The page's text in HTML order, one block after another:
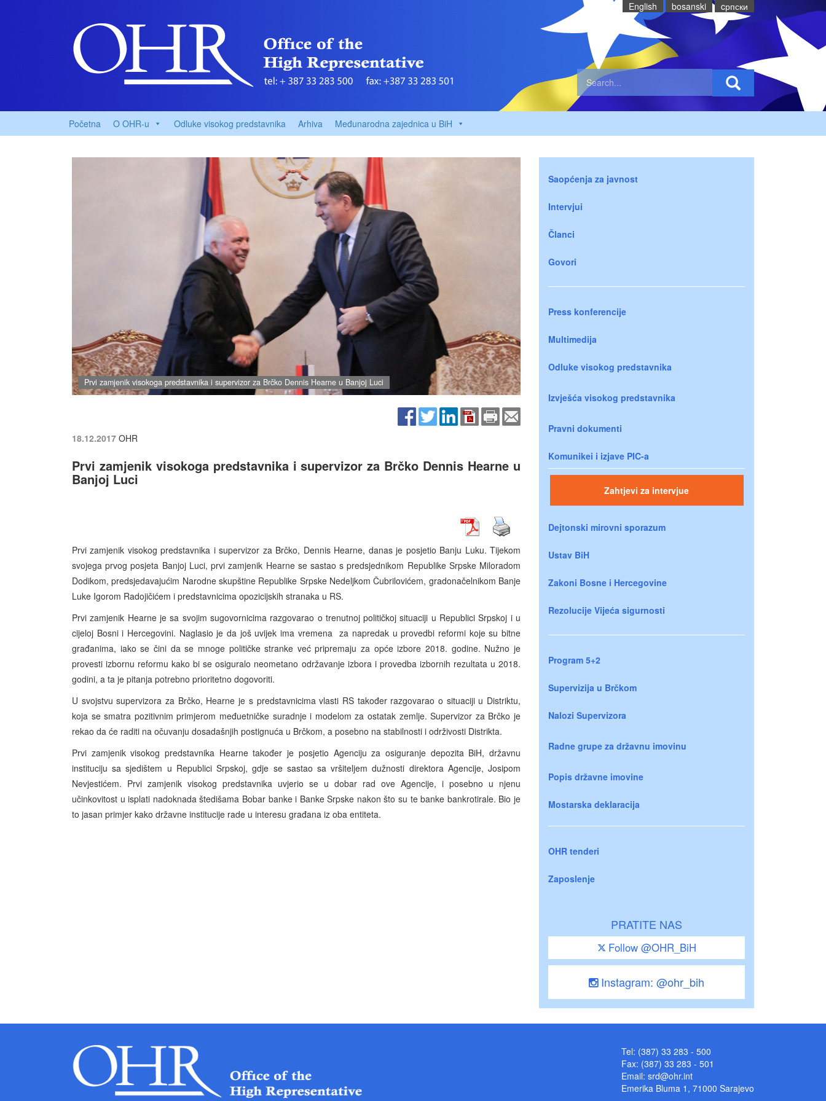
English bosanski cрпски
Početna O OHR-u Odluke visokog predstavnika Arhiva Međunarodna zajednica u BiH
Prvi zamjenik visokoga predstavnika i supervizor za Brčko Dennis Hearne u Banjoj Luci
18.12.2017 OHR
Prvi zamjenik visokoga predstavnika i supervizor za Brčko Dennis Hearne u
Banjoj Luci
Prvi zamjenik visokog predstavnika i supervizor za Brčko, Dennis Hearne, danas je posjetio Banju Luku. Tijekom
svojega prvog posjeta Banjoj Luci, prvi zamjenik Hearne se sastao s predsjednikom Republike Srpske Miloradom
Dodikom, predsjedavajućim Narodne skupštine Republike Srpske Nedeljkom Čubrilovićem, gradonačelnikom Banje
Luke Igorom Radojičićem i predstavnicima opozicijskih stranaka u RS.
Prvi zamjenik Hearne je sa svojim sugovornicima razgovarao o trenutnoj političkoj situaciji u Republici Srpskoj i u
cijeloj Bosni i Hercegovini. Naglasio je da još uvijek ima vremena za napredak u provedbi reformi koje su bitne
građanima, iako se čini da se mnoge političke stranke već pripremaju za opće izbore 2018. godine. Nužno je
provesti izbornu reformu kako bi se osiguralo neometano održavanje izbora i provedba izbornih rezultata u 2018.
godini, a ta je pitanja potrebno prioritetno dogovoriti.
U svojstvu supervizora za Brčko, Hearne je s predstavnicima vlasti RS također razgovarao o situaciji u Distriktu,
koja se smatra pozitivnim primjerom međuetničke suradnje i modelom za ostatak zemlje. Supervizor za Brčko je
rekao da će raditi na očuvanju dosadašnjih postignuća u Brčkom, a posebno na stabilnosti i održivosti Distrikta.
Prvi zamjenik visokog predstavnika Hearne također je posjetio Agenciju za osiguranje depozita BiH, državnu
instituciju sa sjedištem u Republici Srpskoj, gdje se sastao sa vršiteljem dužnosti direktora Agencije, Josipom
Nevjestićem. Prvi zamjenik visokog predstavnika uvjerio se u dobar rad ove Agencije, i posebno u njenu
učinkovitost u isplati nadoknada štedišama Bobar banke i Banke Srpske nakon što su te banke bankrotirale. Bio je
to jasan primjer kako državne institucije rade u interesu građana iz oba entiteta.
Saopćenja za javnost
Intervjui
Članci
Govori
Press konferencije
Multimedija
Odluke visokog predstavnika
Izvješća visokog predstavnika
Pravni dokumenti
Komunikei i izjave PIC-a
Zahtjevi za intervjue
Dejtonski mirovni sporazum
Ustav BiH
Zakoni Bosne i Hercegovine
Rezolucije Vijeća sigurnosti
Program 5+2
Supervizija u Brčkom
Nalozi Supervizora
Radne grupe za državnu imovinu
Popis državne imovine
Mostarska deklaracija
OHR tenderi
Zaposlenje
PRATITE NAS
Follow @OHR_BiH
Instagram: @ohr_bih
Tel: (387) 33 283 - 500
Fax: (387) 33 283 - 501
Email: srd@ohr.int
Emerika Bluma 1, 71000 Sarajevo